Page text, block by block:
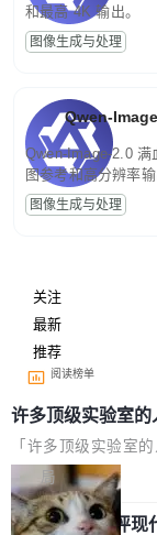
和最高 4K 输出。
图像生成与处理
Qwen-
Qwen-Image-2.0 满
图参考和高分辨率输
图像生成与处理
关注
最新
推荐
阅读榜单
许多顶级实验室
了
「许多顶级实验室
且他们认为 ICLR/
度宣传和欺诈。」
n 这条推文引发了广
局
xAI 前工程师评现